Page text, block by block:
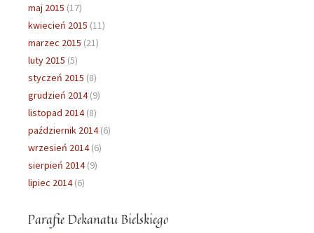
maj 2015 (17)
kwiecień 2015 (11)
marzec 2015 (21)
luty 2015 (5)
styczeń 2015 (8)
grudzień 2014(9)
listopad 2014(8)
październik 2014(6)
wrzesień 2014(6)
sierpień 2014(9)
lipiec 2014(6)
Parafie Dekanatu Bielskiego